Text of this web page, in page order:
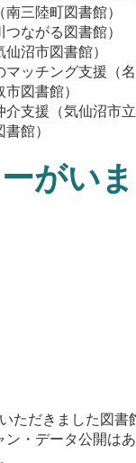
三陸町図書館）
ながる図書館）
沼市図書館）
ッチング支援（名
図書館）
支援（気仙沼市立
館）
がい
ただきました図
・データ公開は